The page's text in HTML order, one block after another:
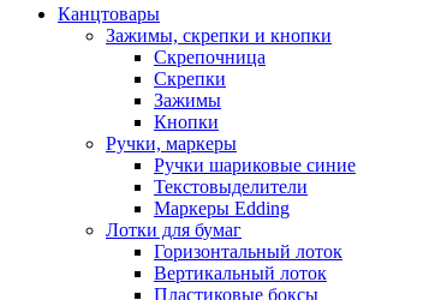
Канцтовары
Зажимы, скрепки и кнопки
Скрепочница
Скрепки
Зажимы
Кнопки
Ручки, маркеры
Ручки шариковые синие
Текстовыделители
Маркеры Edding
Лотки для бумаг
Горизонтальный лоток
Вертикальный лоток
Пластиковые боксы